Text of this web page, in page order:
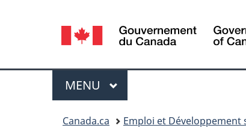
Sélection
de
la
langue
Menu
MENU PRINCIPAL
Canada.ca Emploi et Développement